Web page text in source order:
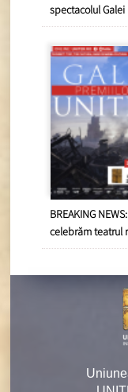
spectacolul Galei
BREAKING
celebrăm teatrul